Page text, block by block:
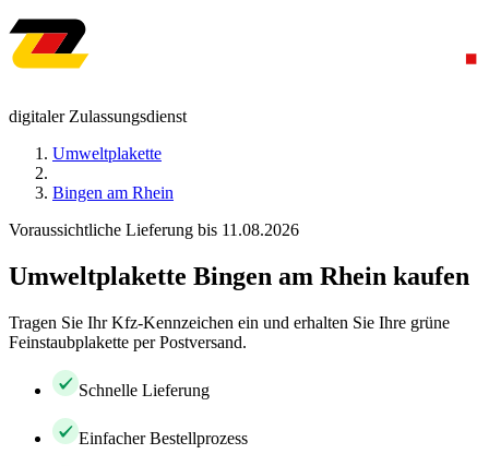
digitaler Zulassungsdienst
Umweltplakette
Bingen am Rhein
Voraussichtliche Lieferung bis 11.08.2026
Umweltplakette Bingen am Rhein kaufen
Tragen Sie Ihr Kfz-Kennzeichen ein und erhalten Sie Ihre grüne
Feinstaubplakette per Postversand.
Schnelle Lieferung
Einfacher Bestellprozess